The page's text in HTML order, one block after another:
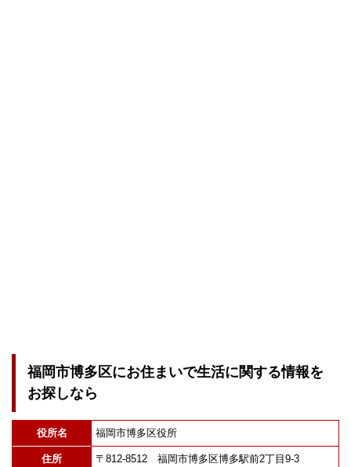
福岡市博多区にお住まいで生活に関する情報を
お探しなら
役所名 福岡市博多区役所
住所 〒812-8512 福岡市博多区博多駅前2丁目9-3